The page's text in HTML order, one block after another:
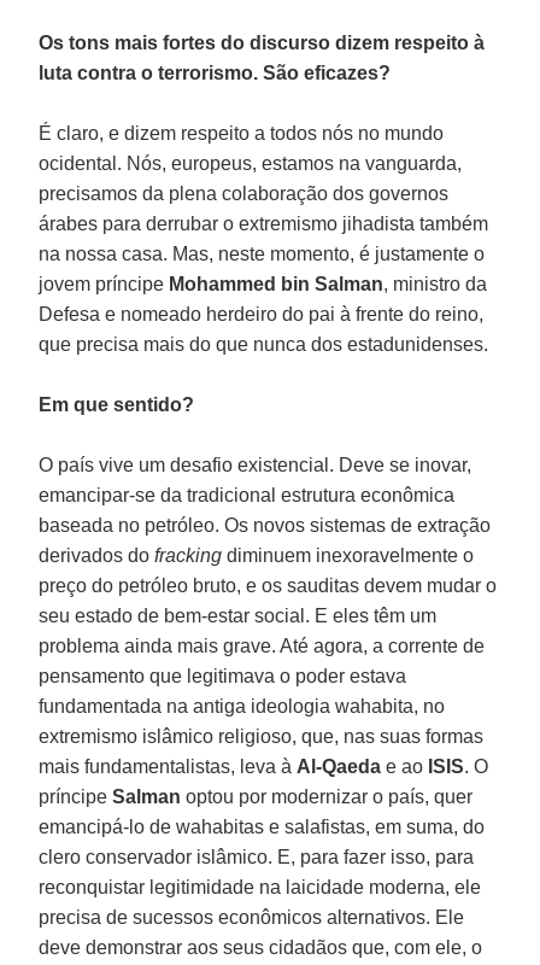
Os tons mais fortes do discurso dizem respeito à
luta contra o terrorismo. São eficazes?
É claro, e dizem respeito a todos nós no mundo
ocidental. Nós, europeus, estamos na vanguarda,
precisamos da plena colaboração dos governos
árabes para derrubar o extremismo jihadista também
na nossa casa. Mas, neste momento, é justamente o
jovem príncipe Mohammed bin Salman, ministro da
Defesa e nomeado herdeiro do pai à frente do reino,
que precisa mais do que nunca dos estadunidenses.
Em que sentido?
O país vive um desafio existencial. Deve se inovar,
emancipar-se da tradicional estrutura econômica
baseada no petróleo. Os novos sistemas de extração
derivados dofracking diminuem inexoravelmente o
preço do petróleo bruto, e os sauditas devem mudar o
seu estado de bem-estar social. E eles têm um
problema ainda mais grave. Até agora, a corrente de
pensamento que legitimava o poder estava
fundamentada na antiga ideologia wahabita, no
extremismo islâmico religioso, que, nas suas formas
mais fundamentalistas, leva à Al-Qaeda e ao ISIS. O
príncipeSalman optou por modernizar o país, quer
emancipá-lo de wahabitas e salafistas, em suma, do
clero conservador islâmico. E, para fazer isso, para
reconquistar legitimidade na laicidade moderna, ele
precisa de sucessos econômicos alternativos. Ele
deve demonstrar aos seus cidadãos que, com ele, o